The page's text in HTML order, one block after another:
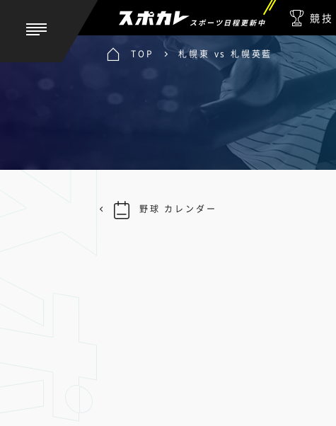
スポーツ日程更新中 競技
TOP 札幌東 vs 札幌英藍
野球 カレンダー